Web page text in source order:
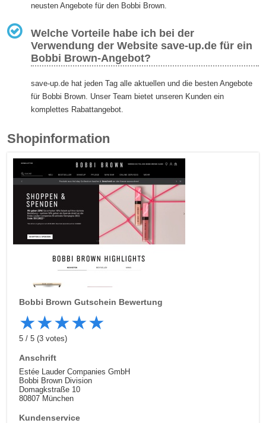
neusten Angebote für den Bobbi Brown.
Welche Vorteile habe ich bei der
Verwendung der Website save-up.de für ein
Bobbi Brown-Angebot?
save-up.de hat jeden Tag alle aktuellen und die besten Angebote
für Bobbi Brown. Unser Team bietet unseren Kunden ein
komplettes Rabattangebot.
Shopinformation
Bobbi Brown Gutschein Bewertung
★★★★★
5/5 (3 votes)
Anschrift
Estée Lauder Companies GmbH
Bobbi Brown Division
Domagkstraße 10
80807 München
Kundenservice